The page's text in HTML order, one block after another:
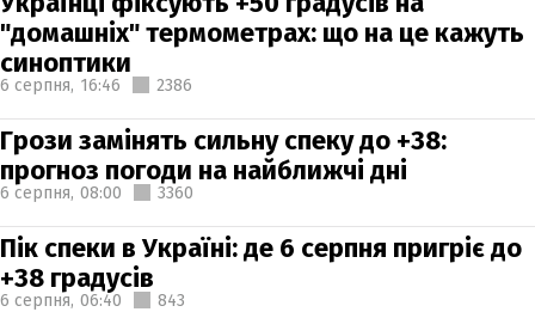
"домашніх" термометрах: що на це кажуть
синоптики
6 серпня, 16:46 2386
Грози замінять сильну спеку до +38:
прогноз погоди на найближчі дні
6 серпня, 08:00 3360
Пік спеки в Україні: де 6 серпня пригріє до
+38 градусів
6 серпня, 06:40 843